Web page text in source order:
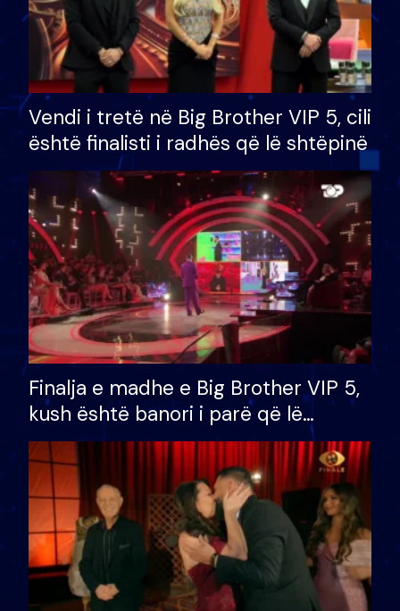
Vendi i tretë në Big Brother VIP 5, cili
është finalisti i radhës që lë shtëpinë
Finalja e madhe e Big Brother VIP 5,
kush është banori i parë që lë
shtëpinë dhe humb mundësinë për
të fituar çmimin e madh